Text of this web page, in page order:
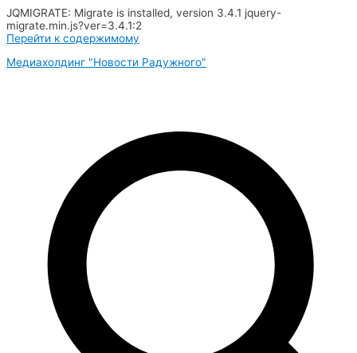
JQMIGRATE: Migrate is installed, version 3.4.1 jquery-
migrate.min.js?ver=3.4.1:2
Перейти к содержимому
Медиахолдинг "Новости Радужного"